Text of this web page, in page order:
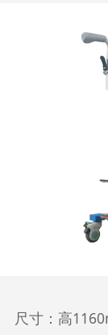
尺寸：高